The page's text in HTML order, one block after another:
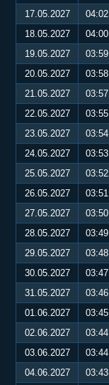
17.05.2027
04:02
18.05.2027
04:00
19.05.2027
03:59
20.05.2027
03:58
21.05.2027
03:57
22.05.2027
03:55
23.05.2027
03:54
24.05.2027
03:53
25.05.2027
03:52
26.05.2027
03:51
27.05.2027
03:50
28.05.2027
03:49
29.05.2027
03:48
30.05.2027
03:47
31.05.2027
03:46
01.06.2027
03:45
02.06.2027
03:44
03.06.2027
03:44
04.06.2027
03:43